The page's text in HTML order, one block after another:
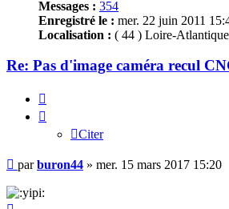
Messages : 354
Enregistré le : mer. 22 juin 2011
Localisation : ( 44 ) Loire-Atlantique
Re: Pas d'image caméra recul
Citer
Message
parburon44 » mer. 15 mars 2017 15:20